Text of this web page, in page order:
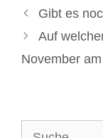
Gibt es
Auf
November